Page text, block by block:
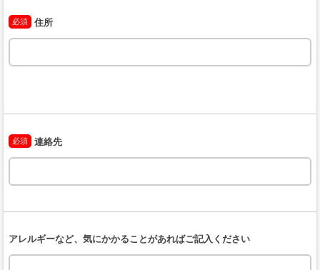
必須 住所
必須 連絡先
アレルギーなど、気にかかることがあればご記入ください